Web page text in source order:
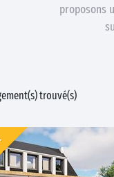
proposons
trouvé(s)